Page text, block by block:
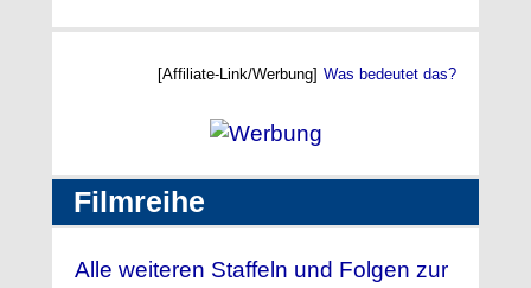
[Affiliate-Link/Werbung] Was bedeutet das?
Filmreihe
Alle weiteren Staffeln und Folgen zur